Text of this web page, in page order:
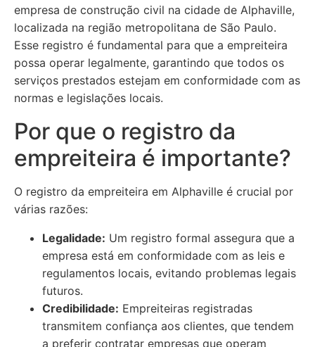
empresa de construção civil na cidade de Alphaville,
localizada na região metropolitana de São Paulo.
Esse registro é fundamental para que a empreiteira
possa operar legalmente, garantindo que todos os
serviços prestados estejam em conformidade com as
normas e legislações locais.
Por que o registro da
empreiteira é importante?
O registro da empreiteira em Alphaville é crucial por
várias razões:
Legalidade: Um registro formal assegura que a
empresa está em conformidade com as leis e
regulamentos locais, evitando problemas legais
futuros.
Credibilidade: Empreiteiras registradas
transmitem confiança aos clientes, que tendem
a preferir contratar empresas que operam